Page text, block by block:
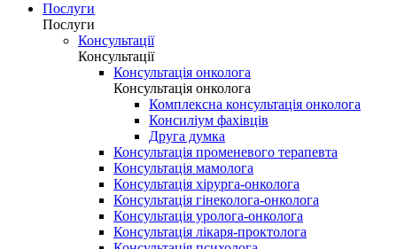
Послуги
Послуги
Консультації
Консультації
Консультація онколога
Консультація онколога
Комплексна консультація онколога
Консиліум фахівців
Друга думка
Консультація променевого терапевта
Консультація мамолога
Консультація хірурга-онколога
Консультація гінеколога-онколога
Консультація уролога-онколога
Консультація лікаря-проктолога